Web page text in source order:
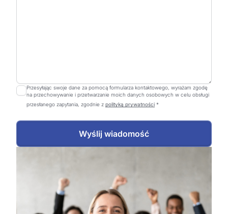
Przesyłając swoje dane za pomocą formularza kontaktowego, wyrażam zgodę
na przechowywanie i przetwarzanie moich danych osobowych w celu obsługi
przesłanego zapytania, zgodnie z polityką prywatności *